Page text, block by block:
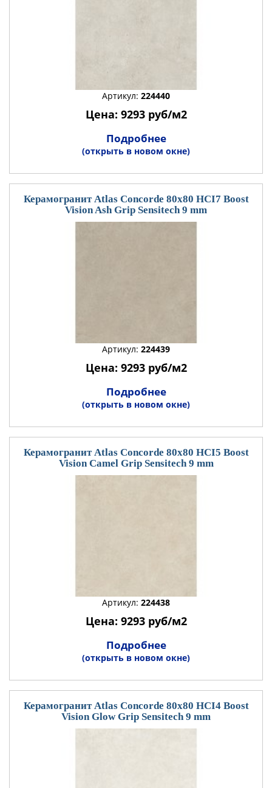
Артикул: 224440
Цена: 9293 руб/м2
Подробнее
(открыть в новом окне)
Керамогранит Atlas Concorde 80x80 HCI7 Boost
Vision Ash Grip Sensitech 9 mm
Артикул: 224439
Цена: 9293 руб/м2
Подробнее
(открыть в новом окне)
Керамогранит Atlas Concorde 80x80 HCI5 Boost
Vision Camel Grip Sensitech 9 mm
Артикул: 224438
Цена: 9293 руб/м2
Подробнее
(открыть в новом окне)
Керамогранит Atlas Concorde 80x80 HCI4 Boost
Vision Glow Grip Sensitech 9 mm